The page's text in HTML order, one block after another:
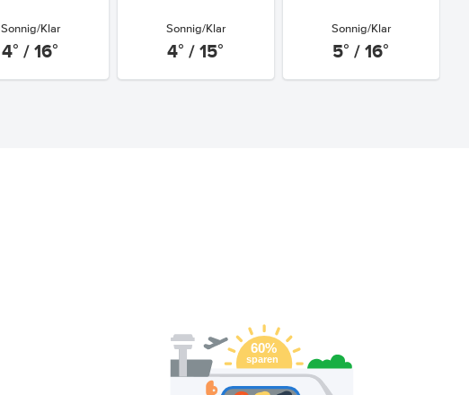
Sonnig/Klar
4° / 16°
Sonnig/Klar
4° / 15°
Sonnig/Klar
5° / 16°